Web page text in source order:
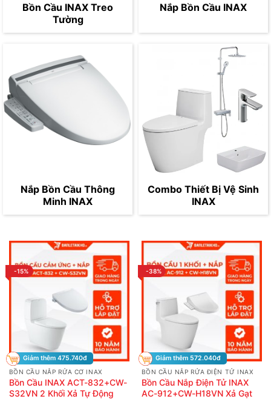
Bồn Cầu INAX Treo
Tường
Nắp Bồn Cầu INAX
Nắp Bồn Cầu Thông
Minh INAX
Combo Thiết Bị Vệ Sinh
INAX
-15%
Giảm thêm 475.740đ
BỒN CẦU NẮP RỬA CƠ INAX
Bồn Cầu INAX ACT-832+CW-
S32VN 2 Khối Xả Tự Động
-38%
Giảm thêm 572.040đ
BỒN CẦU NẮP RỬA ĐIỆN TỬ INAX
Bồn Cầu Nắp Điện Tử INAX
AC-912+CW-H18VN Xả Gạt